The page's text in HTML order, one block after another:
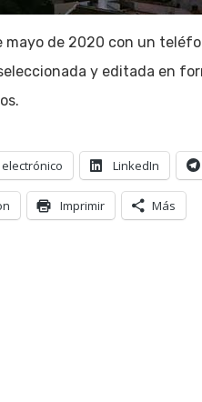
mayo de 2020 con un
y editada en
LinkedIn
Imprimir Más